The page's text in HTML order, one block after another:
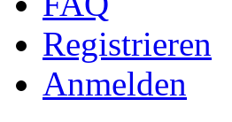
Registrieren
Anmelden